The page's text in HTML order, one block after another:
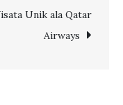
Unik ala Qatar
Airways